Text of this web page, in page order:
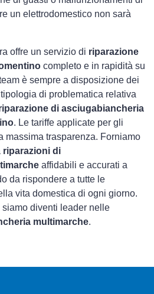
un elettrodomestico non sarà
offre un servizio di riparazione
completo e in rapidità su
è sempre a disposizione dei
di problematica relativa
di asciugabiancheria
. Le tariffe applicate per gli
massima trasparenza. Forniamo
riparazioni di
affidabili e accurati a
da rispondere a tutte le
vita domestica di ogni giorno.
diventi leader nelle
multimarche.